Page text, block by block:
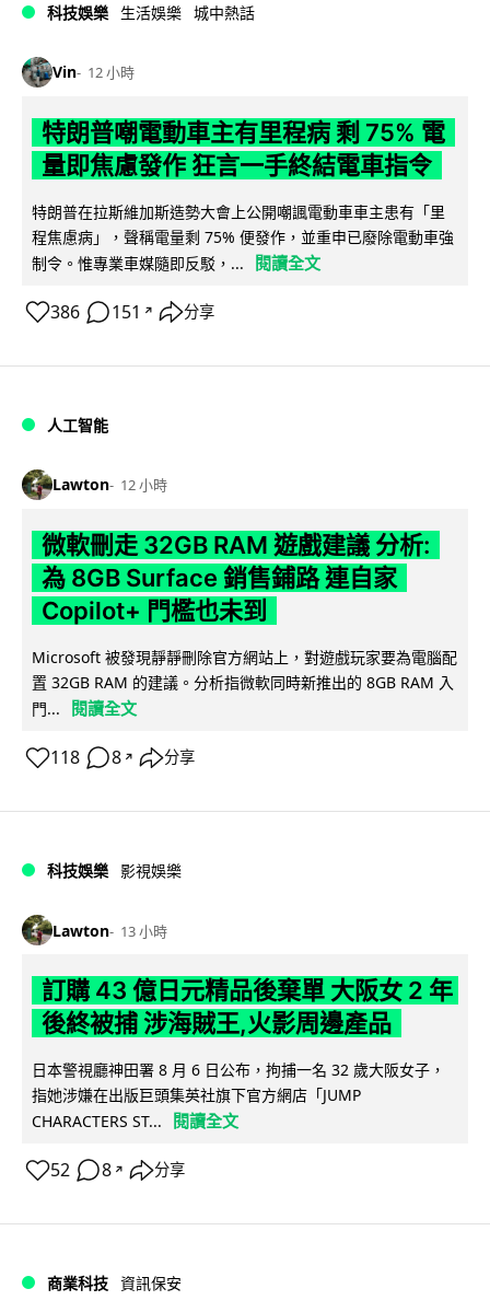
科技娛樂 生活娛樂 城中熱話
Vin 12 小時
特朗普嘲電動車主有里程病 剩 75% 電
量即焦慮發作 狂言一手終結電車指令
特朗普在拉斯維加斯造勢大會上公開嘲諷電動車車主患有「里
程焦慮病」，聲稱電量剩 75% 便發作，並重申已廢除電動車強
制令。惟專業車媒隨即反駁，...
閱讀全文
386 151 ↗ 分享
人工智能
Lawton 12 小時
微軟刪走 32GB RAM 遊戲建議 分析:
為 8GB Surface 銷售鋪路 連自家
Copilot+ 門檻也未到
Microsoft 被發現靜靜刪除官方網站上，對遊戲玩家要為電腦配
置 32GB RAM 的建議。分析指微軟同時新推出的 8GB RAM 入
門...
閱讀全文
118 8 ↗ 分享
科技娛樂 影視娛樂
Lawton 13 小時
訂購 43 億日元精品後棄單 大阪女 2 年
後終被捕 涉海賊王,火影周邊產品
日本警視廳神田署 8 月 6 日公布，拘捕一名 32 歲大阪女子，
指她涉嫌在出版巨頭集英社旗下官方網店「JUMP
CHARACTERS ST...
閱讀全文
52 8 ↗ 分享
商業科技 資訊保安